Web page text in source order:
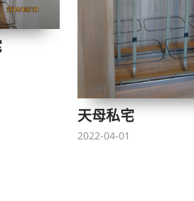
天母私宅
2022-04-01